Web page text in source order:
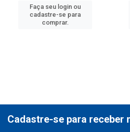
Faça seu login ou
cadastre-se para
comprar.
Cadastre-se para receber